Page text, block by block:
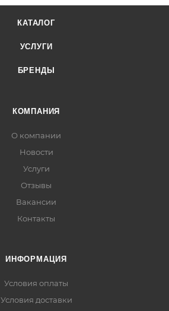
КАТАЛОГ
УСЛУГИ
БРЕНДЫ
КОМПАНИЯ
О компании
Новости
Услуги
Отзывы
Вакансии
Контакты
ИНФОРМАЦИЯ
Условия оплаты
Условия доставки